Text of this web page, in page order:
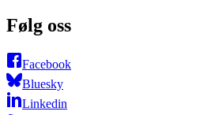
Følg oss
Facebook
Bluesky
Linkedin